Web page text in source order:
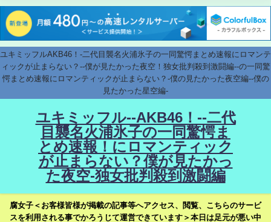
ユキミッフルAKB46！-二代目襲名火浦氷子の一同驚愕まとめ速報にロマンテ
ィックが止まらない？--僕が見たかった夜空！独女批判殺到激闘編--の一同驚
愕まとめ速報にロマンティックが止まらない？-僕の見たかった夜空編--僕の
見たかった星空編-
ユキミッフル--AKB46！--二代
目襲名火浦氷子の一同驚愕ま
とめ速報！にロマンティック
が止まらない？僕が見たかっ
た夜空-独女批判殺到激闘編
腐女子＜お客様皆様が掲載の記事等へアクセス、閲覧、こちらのサービ
スを利用される事でかろうじて運営できています＞本日は足元が悪い中